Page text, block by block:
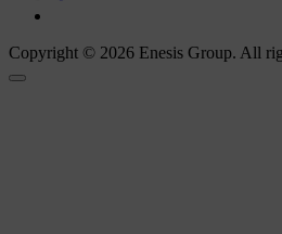
Copyright © 2026 Enesis Group. All